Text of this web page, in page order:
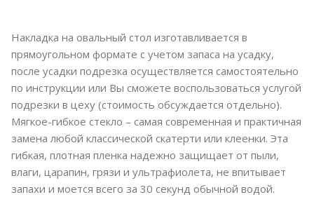
Накладка на овальный стол изготавливается в
прямоугольном формате с учетом запаса на усадку,
после усадки подрезка осуществляется самостоятельно
по инструкции или Вы сможете воспользоваться услугой
подрезки в цеху (стоимость обсуждается отдельно).
Мягкое-гибкое стекло – самая современная и практичная
замена любой классической скатерти или клеенки. Эта
гибкая, плотная пленка надежно защищает от пыли,
влаги, царапин, грязи и ультрафиолета, не впитывает
запахи и моется всего за 30 секунд обычной водой.